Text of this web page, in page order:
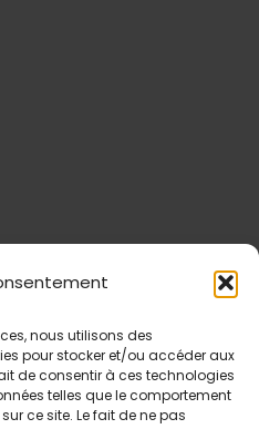
nous utilisons des
pour stocker et/ou accéder aux
de consentir à ces technologies
telles que le comportement
ce site. Le fait de ne pas